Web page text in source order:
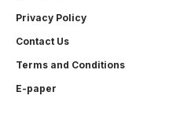
Privacy Policy
Contact Us
Terms and Conditions
E-paper